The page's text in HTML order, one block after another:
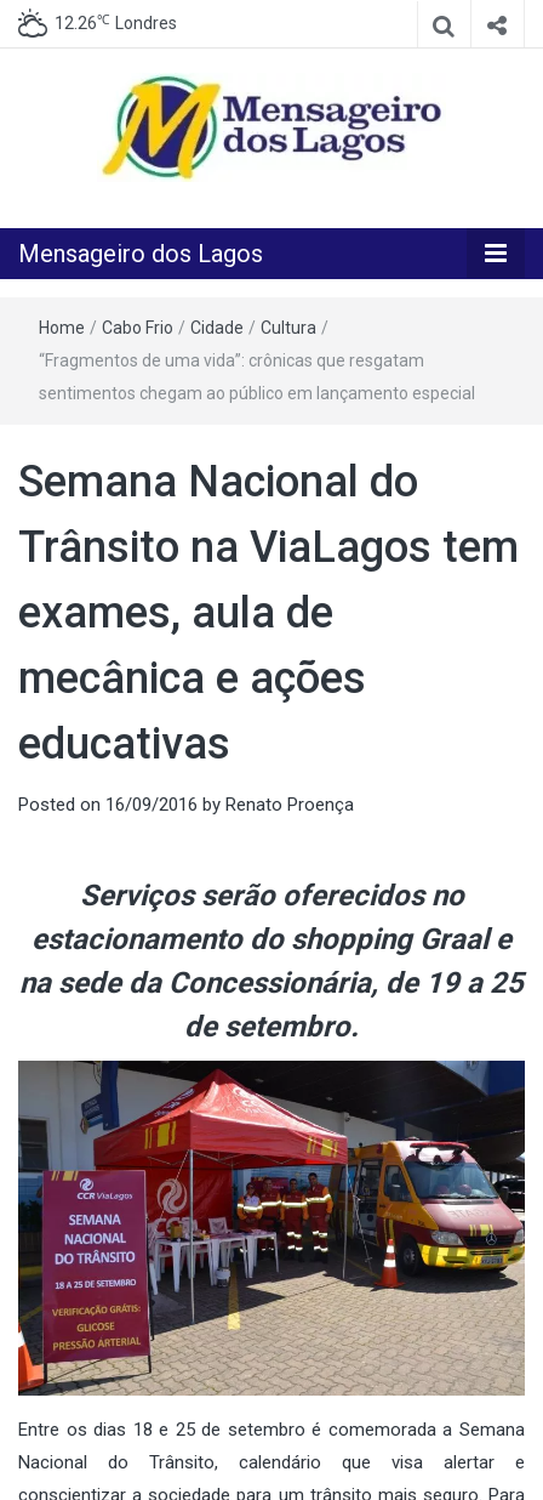
12.26℃ Londres
Mensageiro
dos Lagos
Mensageiro dos Lagos
Home / Cabo Frio / Cidade / Cultura /
“Fragmentos de uma vida”: crônicas que resgatam
sentimentos chegam ao público em lançamento especial
Semana Nacional do
Trânsito na ViaLagos tem
exames, aula de
mecânica e ações
educativas
Posted on 16/09/2016 by Renato Proença
Serviços serão oferecidos no
estacionamento do shopping Graal e
na sede da Concessionária, de 19 a 25
de setembro.
Entre os dias 18 e 25 de setembro é comemorada a Semana
Nacional do Trânsito, calendário que visa alertar e
conscientizar a sociedade para um trânsito mais seguro. Para